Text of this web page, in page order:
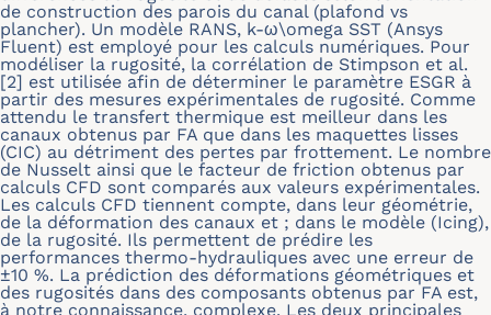
de construction des parois du canal (plafond vs
plancher). Un modèle RANS, k-ω\omega SST (Ansys
Fluent) est employé pour les calculs numériques. Pour
modéliser la rugosité, la corrélation de Stimpson et al.
[2] est utilisée afin de déterminer le paramètre ESGR à
partir des mesures expérimentales de rugosité. Comme
attendu le transfert thermique est meilleur dans les
canaux obtenus par FA que dans les maquettes lisses
(CIC) au détriment des pertes par frottement. Le nombre
de Nusselt ainsi que le facteur de friction obtenus par
calculs CFD sont comparés aux valeurs expérimentales.
Les calculs CFD tiennent compte, dans leur géométrie,
de la déformation des canaux et ; dans le modèle (Icing),
de la rugosité. Ils permettent de prédire les
performances thermo-hydrauliques avec une erreur de
±10 %. La prédiction des déformations géométriques et
des rugosités dans des composants obtenus par FA est,
à notre connaissance, complexe. Les deux principales